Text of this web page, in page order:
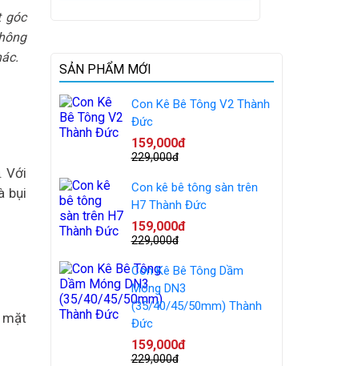
góc
Với
bụi
mặt
SẢN PHẨM MỚI
Con Kê Bê Tông V2 Thành
Đức
159,000đ
229,000đ
Con kê bê tông sàn trên
H7 Thành Đức
159,000đ
229,000đ
Con Kê Bê Tông Dầm
Móng DN3
(35/40/45/50mm) Thành
Đức
159,000đ
229,000đ